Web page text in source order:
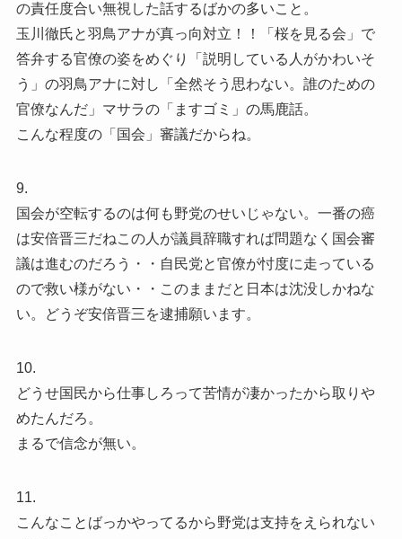
の責任度合い無視した話するばかの多いこと。
玉川徹氏と羽鳥アナが真っ向対立！！「桜を見る会」で
答弁する官僚の姿をめぐり「説明している人がかわいそ
う」の羽鳥アナに対し「全然そう思わない。誰のための
官僚なんだ」マサラの「ますゴミ」の馬鹿話。
こんな程度の「国会」審議だからね。
9.
国会が空転するのは何も野党のせいじゃない。一番の癌
は安倍晋三だねこの人が議員辞職すれば問題なく国会審
議は進むのだろう・・自民党と官僚が忖度に走っている
ので救い様がない・・このままだと日本は沈没しかねな
い。どうぞ安倍晋三を逮捕願います。
10.
どうせ国民から仕事しろって苦情が凄かったから取りや
めたんだろ。
まるで信念が無い。
11.
こんなことばっかやってるから野党は支持をえられない